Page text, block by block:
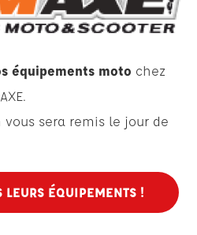
équipements moto chez
sera remis le jour de
LEURS ÉQUIPEMENTS !